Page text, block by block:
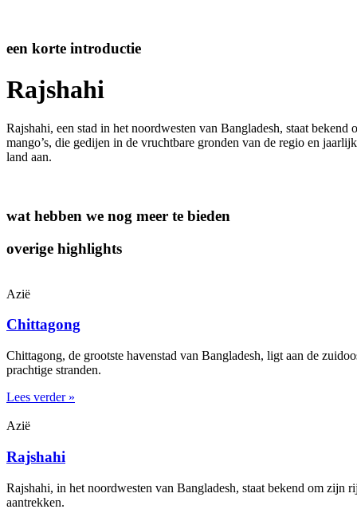
een korte introductie
Rajshahi
Rajshahi, een stad in het noordwesten van Bangladesh, staat
mango’s, die gedijen in de vruchtbare gronden van de regio en
land aan.
wat hebben we nog meer te bieden
overige highlights
Azië
Chittagong
Chittagong, de grootste havenstad van Bangladesh, ligt aan de
prachtige stranden.
Lees verder »
Azië
Rajshahi
Rajshahi, in het noordwesten van Bangladesh, staat bekend om zijn
aantrekken.